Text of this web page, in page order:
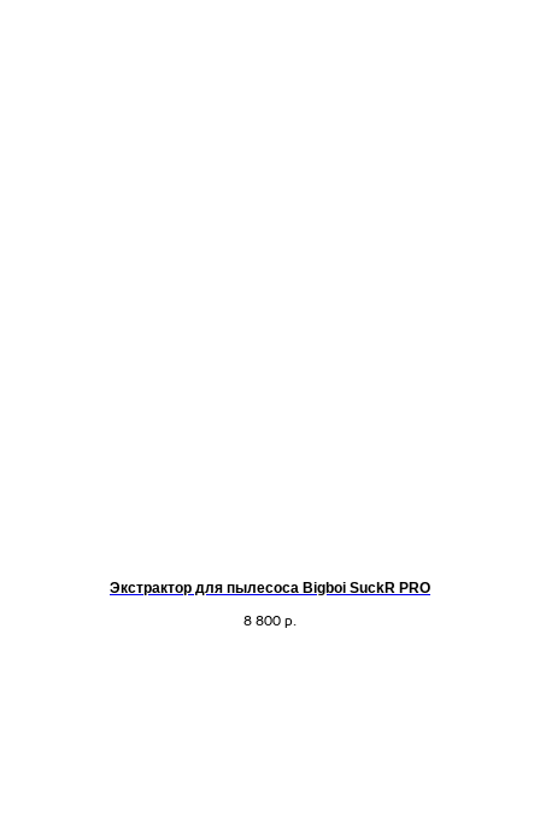
Экстрактор для пылесоса Bigboi SuckR PRO
8 800 р.